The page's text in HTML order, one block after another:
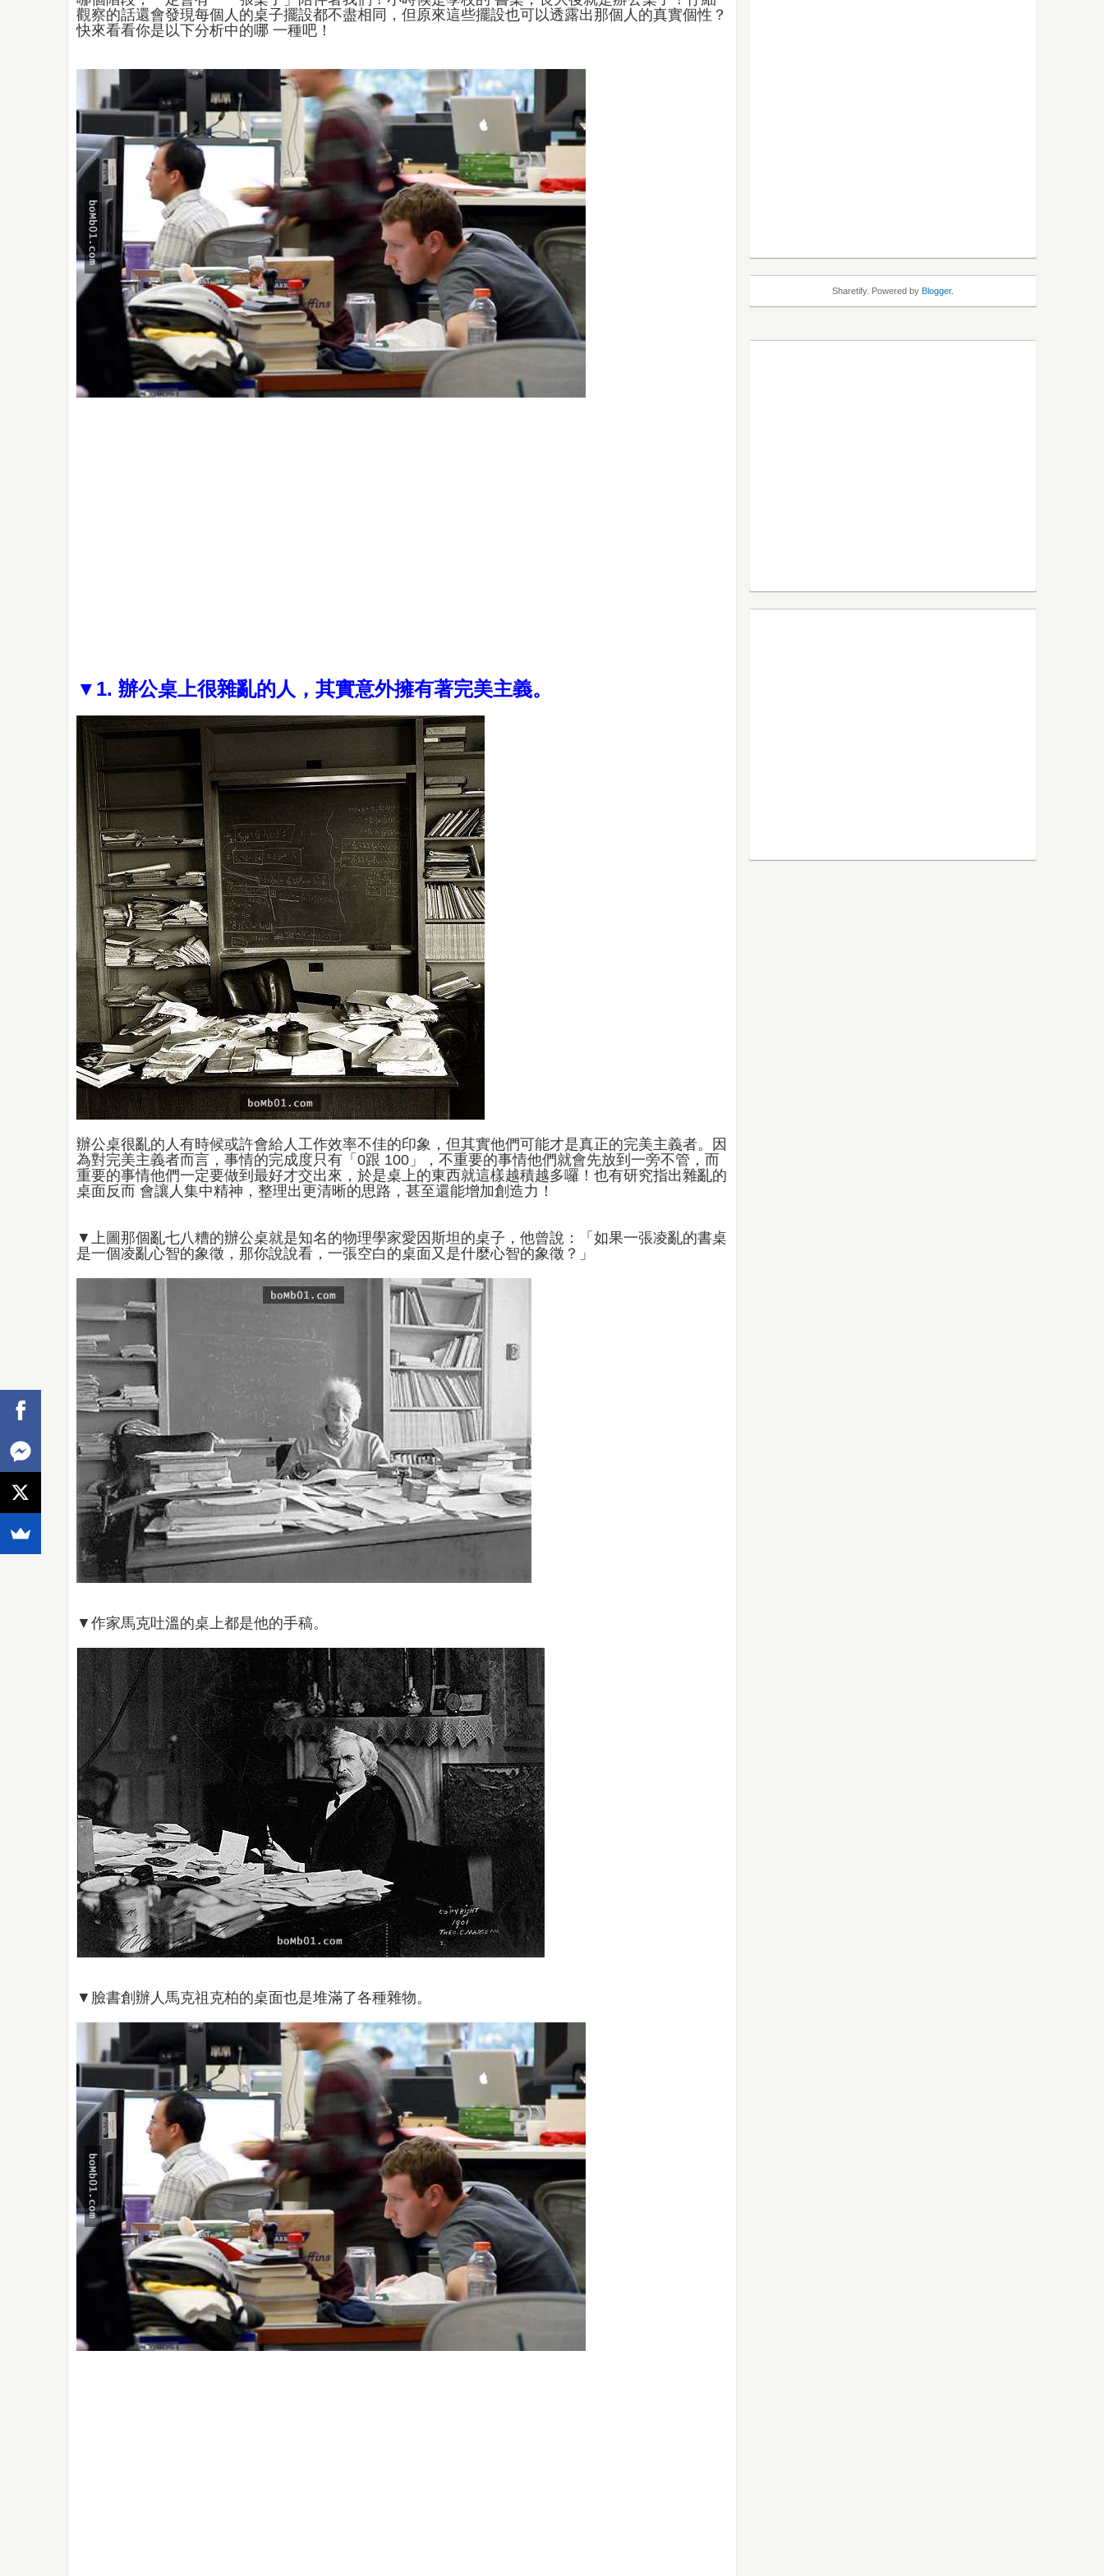
觀察的話還會發現每個人的桌子擺設都不盡相同，但原來這些擺設也可以透露出那個人的真實個性？
快來看看你是以下分析中的哪 一種吧！
▼1. 辦公桌上很雜亂的人，其實意外擁有著完美主義。
辦公桌很亂的人有時候或許會給人工作效率不佳的印象，但其實他們可能才是真正的完美主義者。因
為對完美主義者而言，事情的完成度只有「0跟 100」，不重要的事情他們就會先放到一旁不管，而
重要的事情他們一定要做到最好才交出來，於是桌上的東西就這樣越積越多囉！也有研究指出雜亂的
桌面反而 會讓人集中精神，整理出更清晰的思路，甚至還能增加創造力！
▼上圖那個亂七八糟的辦公桌就是知名的物理學家愛因斯坦的桌子，他曾說：「如果一張凌亂的書桌
是一個凌亂心智的象徵，那你說說看，一張空白的桌面又是什麼心智的象徵？」
▼作家馬克吐溫的桌上都是他的手稿。
▼臉書創辦人馬克祖克柏的桌面也是堆滿了各種雜物。
Sharetify. Powered by Blogger.